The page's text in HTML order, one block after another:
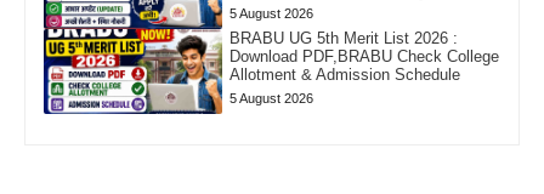
5 August 2026
BRABU UG 5th Merit List 2026 :
Download PDF,BRABU Check College
Allotment & Admission Schedule
5 August 2026